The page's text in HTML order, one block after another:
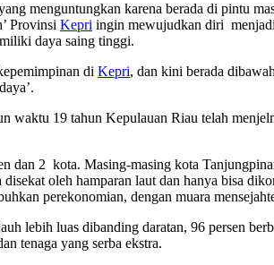
menguntungkan karena berada di pintu
Provinsi Kepri ingin mewujudkan diri menjadi
daya saing tinggi.
di Kepri, dan kini berada
waktu 19 tahun Kepulauan Riau telah
dan 2 kota. Masing-masing kota
disekat oleh hamparan laut dan hanya bisa
perekonomian, dengan muara
lebih luas dibanding daratan, 96 persen
tenaga yang serba ekstra.